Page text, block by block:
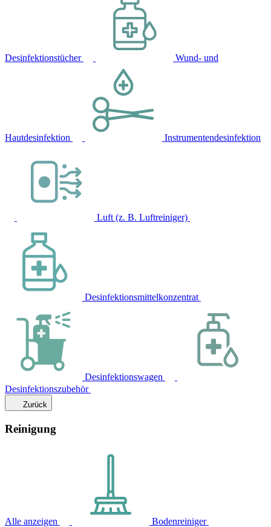
Desinfektionstücher Wund- und
Hautdesinfektion Instrumentendesinfektion
Luft (z. B. Luftreiniger)
Desinfektionsmittelkonzentrat
Desinfektionswagen
Desinfektionszubehör
Zurück
Reinigung
Alle anzeigen Bodenreiniger